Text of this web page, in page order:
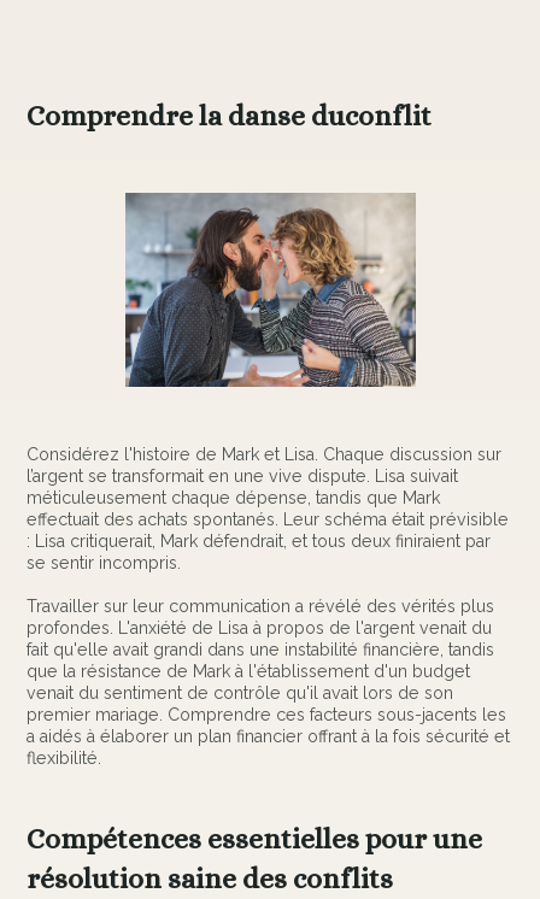
Comprendre la danse duconflit
Considérez l'histoire de Mark et Lisa. Chaque discussion sur
l’argent se transformait en une vive dispute. Lisa suivait
méticuleusement chaque dépense, tandis que Mark
effectuait des achats spontanés. Leur schéma était prévisible
: Lisa critiquerait, Mark défendrait, et tous deux finiraient par
se sentir incompris.
Travailler sur leur communication a révélé des vérités plus
profondes. L'anxiété de Lisa à propos de l'argent venait du
fait qu'elle avait grandi dans une instabilité financière, tandis
que la résistance de Mark à l'établissement d'un budget
venait du sentiment de contrôle qu'il avait lors de son
premier mariage. Comprendre ces facteurs sous-jacents les
a aidés à élaborer un plan financier offrant à la fois sécurité et
flexibilité.
Compétences essentielles pour une
résolution saine des conflits